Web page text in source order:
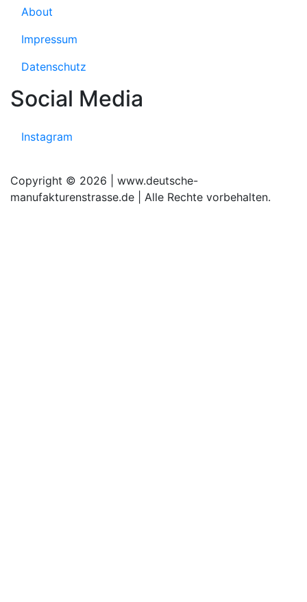
About
Impressum
Datenschutz
Social Media
Instagram
Copyright © 2026 | www.deutsche-
manufakturenstrasse.de | Alle Rechte vorbehalten.